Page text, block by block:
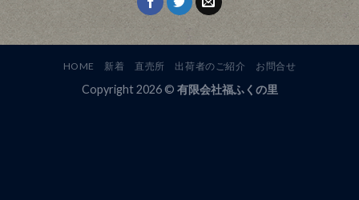
HOME 新着 直売所 出荷者のご紹介 お問合せ
Copyright 2026 © 有限会社福ふくの里